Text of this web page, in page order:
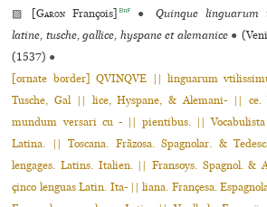
▨ [Garon François] BnF ●
Quinque linguarum
latine, tusche, gallice, hyspane et alemanice ●
(1537) ●
[ornate border] QVINQVE || linguarum
Tusche, Gal || lice, Hyspane, & Alemani- || ce.
mundum versari cu - || pientibus. || Vocabulista
Latina. || Toscana. Frãzosa. Spagnolar. &
lengages. Latins. Italien. || Fransoys. Spagnol. &
çinco lenguas Latin. Ita- || liana. Françesa.